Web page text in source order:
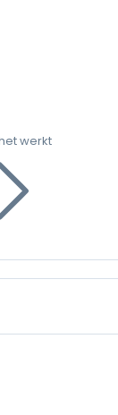
werkt